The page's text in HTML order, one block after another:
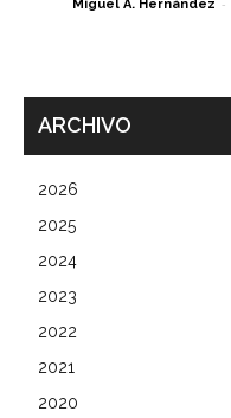
Miguel A. Hernández
ARCHIVO
2026
2025
2024
2023
2022
2021
2020